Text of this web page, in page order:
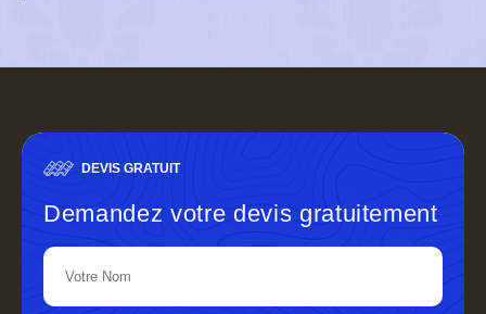
DEVIS GRATUIT
Demandez votre devis gratuitement